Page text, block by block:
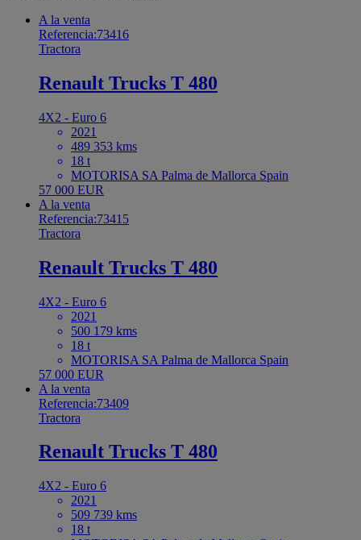
A la venta
Referencia:73416
Tractora
Renault Trucks T 480
4X2 - Euro 6
2021
489 353 kms
18 t
MOTORISA SA Palma de Mallorca Spain
57 000 EUR
A la venta
Referencia:73415
Tractora
Renault Trucks T 480
4X2 - Euro 6
2021
500 179 kms
18 t
MOTORISA SA Palma de Mallorca Spain
57 000 EUR
A la venta
Referencia:73409
Tractora
Renault Trucks T 480
4X2 - Euro 6
2021
509 739 kms
18 t